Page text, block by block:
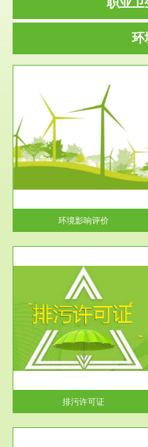
职业卫
环
环境影响评价
服务范围
环保竣工验收
根据《建设项目环境保护管理
例》第十七条 编制环境影响
告书、...
排污许可证
服务范围
应急预案
根据《中华人民共和国环境保
法》第十九条 企业事业单位
当按照...